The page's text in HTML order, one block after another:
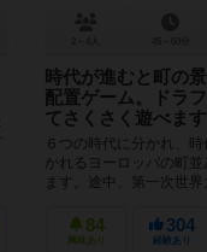
時代が進むと町の
配置ゲーム。ドラ
てさくさく遊べます
６つの時代に分かれ、
かれるヨーロッパの町
ます。途中、第一次世
84
興味あり
304
経験あり